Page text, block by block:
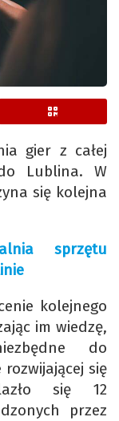
gier z całej
Lublina. W
się kolejna
sprzętu
kolejnego
im wiedzę,
do
się
się 12
przez